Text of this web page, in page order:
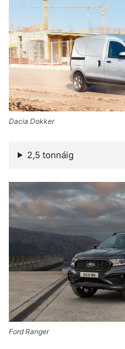
Dacia Dokker
2,5 tonnáig
Ford Ranger